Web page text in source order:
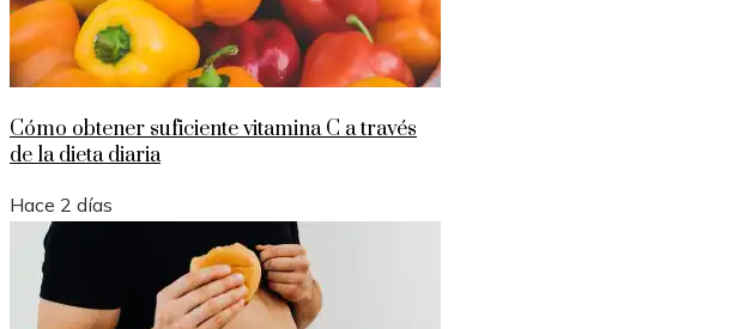
Cómo obtener suficiente vitamina C a través
de la dieta diaria
Hace 2 días